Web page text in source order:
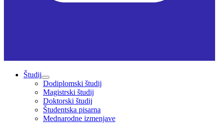
Študij
Dodiplomski študij
Magistrski študij
Doktorski študij
Študentska pisarna
Mednarodne izmenjave